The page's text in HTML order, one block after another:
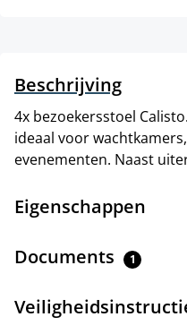
Beschrijving
4x bezoekersstoel
ideaal voor
evenementen. Naast
Eigenschappen
Documents 1